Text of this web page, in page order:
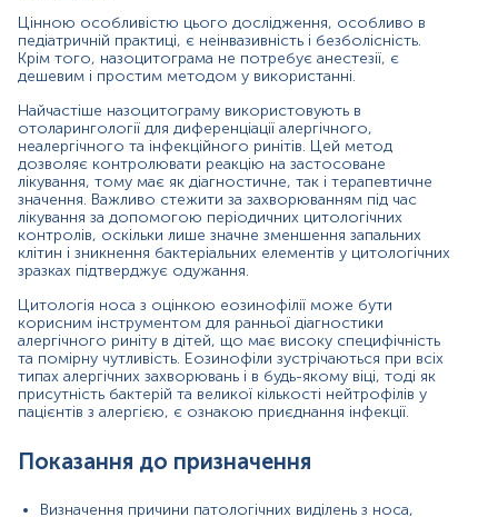
Визначення причини патологічних виділень з носа,
утрудненого носового дихання, чхання;
Диференційна діагностика алергічного,
риніту;
Оцінка ефективності лікування риніту.
Результати обстеження
Підвищена кількість:
еозинофілів - алергічний генез захворювання;
нейтрофілів, плоского епітелію та слизу з
одночасним зменшенням у мазку еозинофілів та
лімфоцитів – гостра інфекція бактеріального, або
вірусного походження;
епітелію - бактеріальний риніт;
вірусний риніт;
Цінною особливістю цього дослідження, особливо в
педіатричній практиці, є неінвазивність і безболісність.
Крім того, назоцитограма не потребує анестезії, є
дешевим і простим методом у використанні.
Найчастіше назоцитограму використовують в
отоларингології для диференціації алергічного,
неалергічного та інфекційного ринітів. Цей метод
дозволяє контролювати реакцію на застосоване
лікування, тому має як діагностичне, так і терапевтичне
значення. Важливо стежити за захворюванням під час
лікування за допомогою періодичних цитологічних
контролів, оскільки лише значне зменшення запальних
клітин і зникнення бактеріальних елементів у цитологічних
зразках підтверджує одужання.
Цитологія носа з оцінкою еозинофілії може бути
корисним інструментом для ранньої діагностики
алергічного риніту в дітей, що має високу специфічність
та помірну чутливість. Еозинофіли зустрічаються при всіх
типах алергічних захворювань і в будь-якому віці, тоді як
присутність бактерій та великої кількості нейтрофілів у
пацієнтів з алергією, є ознакою приєднання інфекції.
Показання до призначення
Визначення причини патологічних виділень з носа,